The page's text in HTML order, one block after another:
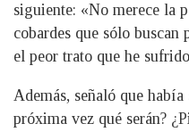
siguiente: «No merece la
cobardes que sólo
el peor trato que he
Además, señaló que
próxima vez qué serán?